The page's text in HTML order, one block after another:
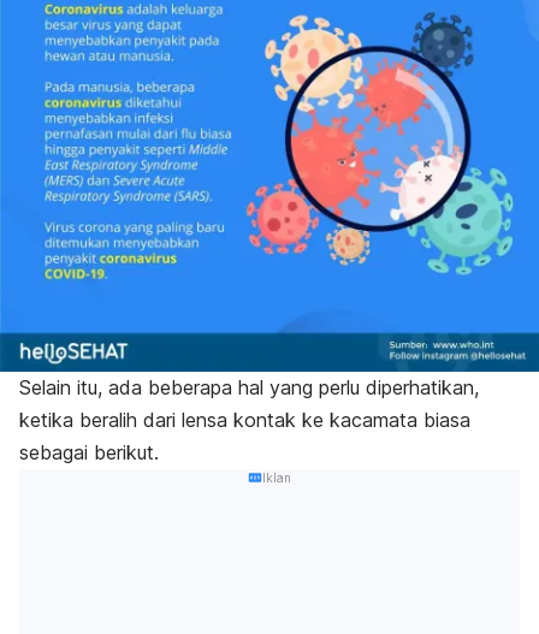
Selain itu, ada beberapa hal yang perlu diperhatikan,
ketika beralih dari lensa kontak ke kacamata biasa
sebagai berikut.
Iklan